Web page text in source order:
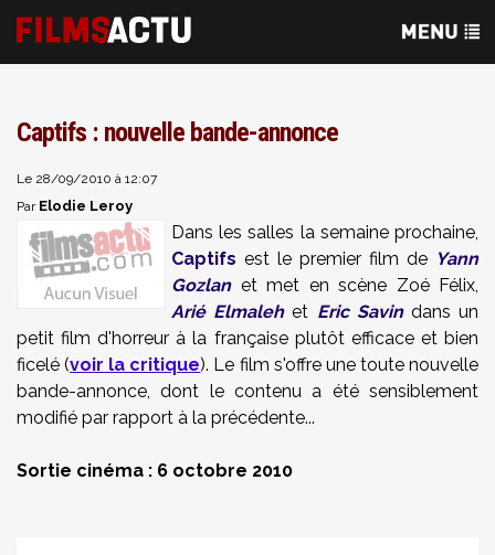
Captifs : nouvelle bande-annonce
Le 28/09/2010 à 12:07
Par Elodie Leroy
Dans les salles la semaine prochaine,
Captifs est le premier film de Yann
Gozlanet met en scène Zoé Félix,
Arié Elmalehet Eric Savindans un
petit film d'horreur à la française plutôt efficace et bien
ficelé (voir la critique). Le film s'offre une toute nouvelle
bande-annonce, dont le contenu a été sensiblement
modifié par rapport à la précédente...
Sortie cinéma : 6 octobre 2010